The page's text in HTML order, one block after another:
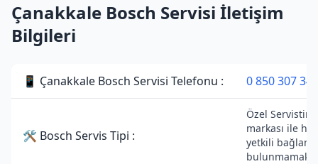
Çanakkale Bosch Servisi İletişim
Bilgileri
📱 Çanakkale Bosch Servisi Telefonu : 0 850 307 34
🛠 Bosch Servis Tipi :
Özel Servistir.
markası ile
yetkili